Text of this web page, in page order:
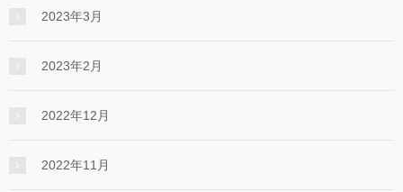
2023年3月
2023年2月
2022年12月
2022年11月